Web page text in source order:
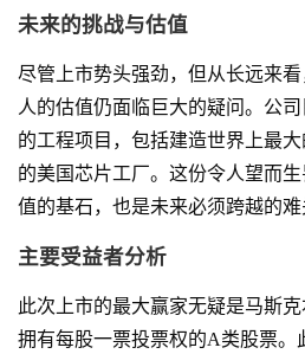
未来的挑战与估值
尽管上市势头强劲，但从长远来看
人的估值仍面临巨大的疑问。公
的工程项目，包括建造世界上最
的美国芯片工厂。这份令人望而
值的基石，也是未来必须跨越的难
主要受益者分析
此次上市的最大赢家无疑是马斯
拥有每股一票投票权的A类股票。